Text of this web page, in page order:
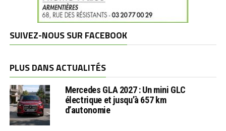
SUIVEZ-NOUS SUR FACEBOOK
PLUS DANS ACTUALITÉS
Mercedes GLA 2027 : Un mini GLC
électrique et jusqu’à 657 km
d’autonomie